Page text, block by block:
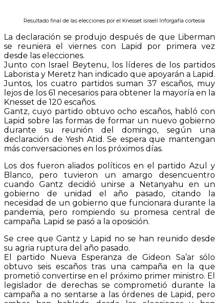
Resultado final de las elecciones por el Knesset israelí Inforgafía cortesía
La declaración se produjo después de que Liberman
se reuniera el viernes con Lapid por primera vez
desde las elecciones.
Junto con Israel Beytenu, los líderes de los partidos
Laborista y Meretz han indicado que apoyarán a Lapid.
Juntos, los cuatro partidos suman 37 escaños, muy
lejos de los 61 necesarios para obtener la mayoría en la
Knesset de 120 escaños.
Gantz, cuyo partido obtuvo ocho escaños, habló con
Lapid sobre las formas de formar un nuevo gobierno
durante su reunión del domingo, según una
declaración de Yesh Atid. Se espera que mantengan
más conversaciones en los próximos días.
Los dos fueron aliados políticos en el partido Azul y
Blanco, pero tuvieron un amargo desencuentro
cuando Gantz decidió unirse a Netanyahu en un
gobierno de unidad el año pasado, citando la
necesidad de un gobierno que funcionara durante la
pandemia, pero rompiendo su promesa central de
campaña. Lapid se pasó a la oposición.
Se cree que Gantz y Lapid no se han reunido desde
su agria ruptura del año pasado.
El partido Nueva Esperanza de Gideon Sa’ar sólo
obtuvo seis escaños tras una campaña en la que
prometió convertirse en el próximo primer ministro. El
legislador de derechas se comprometió durante la
campaña a no sentarse a las órdenes de Lapid, pero